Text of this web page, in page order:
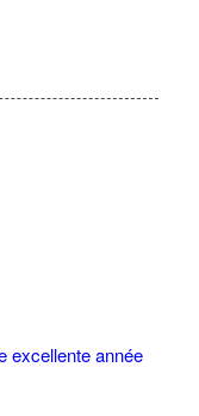
excellente année